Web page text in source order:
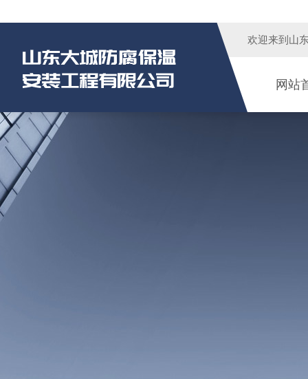
欢迎来到 山
网站